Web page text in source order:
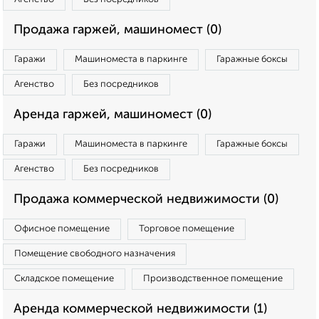
Продажа гаржей, машиномест (0)
Гаражи Машиноместа в паркинге Гаражные боксы
Агенство Без посредников
Аренда гаржей, машиномест (0)
Гаражи Машиноместа в паркинге Гаражные боксы
Агенство Без посредников
Продажа коммерческой недвижимости (0)
Офисное помещение Торговое помещение
Помещение свободного назначения
Складское помещение Производственное помещение
Аренда коммерческой недвижимости (1)